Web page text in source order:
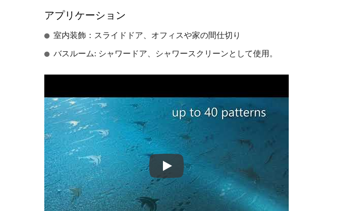
アプリケーション
室内装飾：スライドドア、オフィスや家の間仕切り
バスルーム: シャワードア、シャワースクリーンとして使用。
GPPSパターンシート透明
PEストレッチフィルム アクリルフラットシート